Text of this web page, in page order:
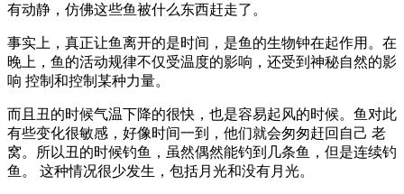
有动静，仿佛这些鱼被什么东西赶走了。
事实上，真正让鱼离开的是时间，是鱼的生物钟在起作用。在
晚上，鱼的活动规律不仅受温度的影响，还受到神秘自然的影
响 控制和控制某种力量。
而且丑的时候气温下降的很快，也是容易起风的时候。鱼对此
有些变化很敏感，好像时间一到，他们就会匆匆赶回自己 老
窝。所以丑的时候钓鱼，虽然偶然能钓到几条鱼，但是连续钓
鱼。 这种情况很少发生，包括月光和没有月光。